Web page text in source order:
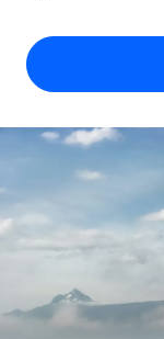
전 세계에서
계약자 관리
전 세계 계약
복잡한 고용
인프라
Remote 통
미국 주별
미국 모든 주
다른 업체들
성장하는 기
중견기업
국가별 직원
계약자 지급
글로벌 계약
REMOTE와 함께
리서치 및 가이드
English
Nederlands
Français
Deutsch